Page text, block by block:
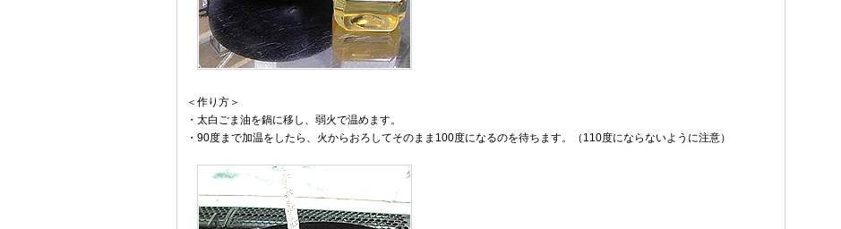
＜作り方＞
・太白ごま油を鍋に移し、弱火で温めます。
・90度まで加温をしたら、火からおろしてそのまま100度になるのを待ちます。（110度にならないように注意）